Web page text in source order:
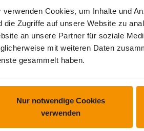
verwenden Cookies, um Inhalte und
die Zugriffe auf unsere Website zu
an unsere Partner für soziale
mit weiteren Daten
gesammelt haben.
Nur notwendige Cookies
verwenden